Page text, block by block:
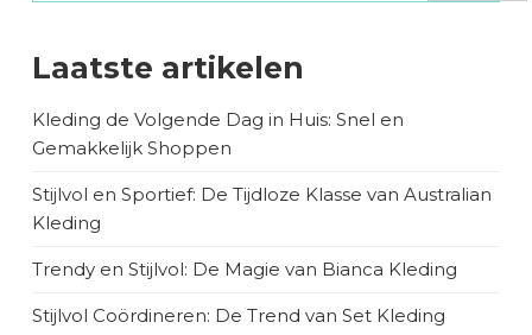
Laatste artikelen
Kleding de Volgende Dag in Huis: Snel en
Gemakkelijk Shoppen
Stijlvol en Sportief: De Tijdloze Klasse van Australian
Kleding
Trendy en Stijlvol: De Magie van Bianca Kleding
Stijlvol Coördineren: De Trend van Set Kleding